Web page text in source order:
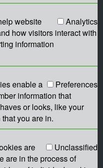
Analytics
website
how visitors interact with
information
Preferences
enable a
information that
or looks, like your
you are in.
Unclassified
are
are in the process of